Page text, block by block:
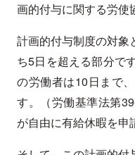
画的付与に関する労使
計画的付与制度の対象
ち5日を超える部分で
の労働者は10日まで
す。（労働基準法第
が自由に有給休暇を申